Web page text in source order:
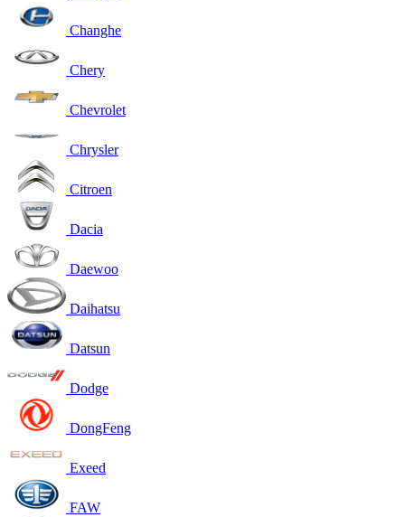
Changhe
Chery
Chevrolet
Chrysler
Citroen
Dacia
Daewoo
Daihatsu
Datsun
Dodge
DongFeng
Exeed
FAW